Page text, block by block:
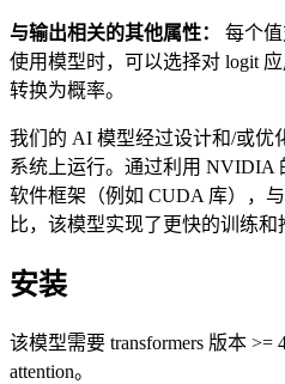
与输出相关的其他属性：
每个
使用模型时，可以选择对 logit
转换为概率。
我们的 AI 模型经过设计和/或优
系统上运行。通过利用 NVIDIA
软件框架（例如 CUDA 库），
比，该模型实现了更快的训练和
安装
该模型需要 transformers 版本 >=
attention。